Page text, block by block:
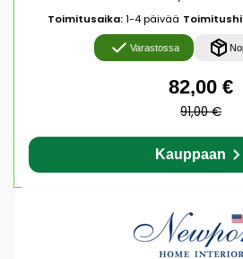
Toimitusaika:1-4 päivää
Varastossa
82,00 €
91,00 €
Kauppaan